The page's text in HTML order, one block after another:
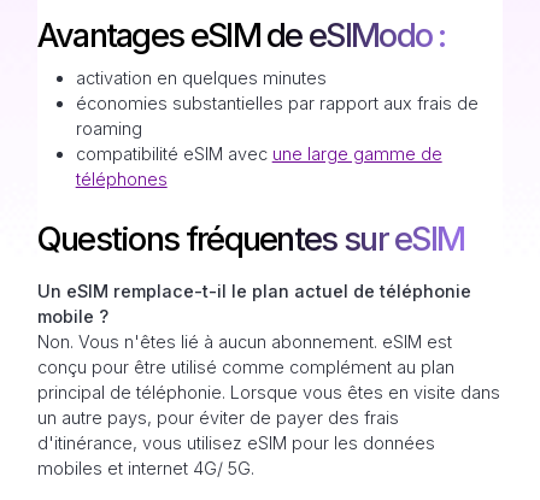
Avantages eSIM de eSIModo :
activation en quelques minutes
économies substantielles par rapport aux frais de
roaming
compatibilité eSIM avec une large gamme de
téléphones
Questions fréquentes sur eSIM
Un eSIM remplace-t-il le plan actuel de téléphonie
mobile ?
Non. Vous n'êtes lié à aucun abonnement. eSIM est
conçu pour être utilisé comme complément au plan
principal de téléphonie. Lorsque vous êtes en visite dans
un autre pays, pour éviter de payer des frais
d'itinérance, vous utilisez eSIM pour les données
mobiles et internet 4G/ 5G.